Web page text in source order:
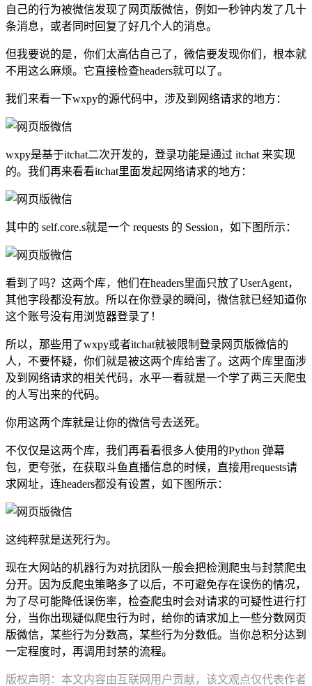
自己的行为被微信发现了网页版微信，例如一秒钟内发了几十
条消息，或者同时回复了好几个人的消息。
但我要说的是，你们太高估自己了，微信要发现你们，根本就
不用这么麻烦。它直接检查headers就可以了。
我们来看一下wxpy的源代码中，涉及到网络请求的地方：
wxpy是基于itchat二次开发的，登录功能是通过 itchat 来实现
的。我们再来看看itchat里面发起网络请求的地方：
其中的 self.core.s就是一个 requests 的 Session，如下图所示：
看到了吗？这两个库，他们在headers里面只放了UserAgent，
其他字段都没有放。所以在你登录的瞬间，微信就已经知道你
这个账号没有用浏览器登录了！
所以，那些用了wxpy或者itchat就被限制登录网页版微信的
人，不要怀疑，你们就是被这两个库给害了。这两个库里面涉
及到网络请求的相关代码，水平一看就是一个学了两三天爬虫
的人写出来的代码。
你用这两个库就是让你的微信号去送死。
不仅仅是这两个库，我们再看看很多人使用的Python 弹幕
包，更夸张，在获取斗鱼直播信息的时候，直接用requests请
求网址，连headers都没有设置，如下图所示：
这纯粹就是送死行为。
现在大网站的机器行为对抗团队一般会把检测爬虫与封禁爬虫
分开。因为反爬虫策略多了以后，不可避免存在误伤的情况，
为了尽可能降低误伤率，检查爬虫时会对请求的可疑性进行打
分，当你出现疑似爬虫行为时，给你的请求加上一些分数网页
版微信，某些行为分数高，某些行为分数低。当你总积分达到
一定程度时，再调用封禁的流程。
版权声明：本文内容由互联网用户贡献，该文观点仅代表作者